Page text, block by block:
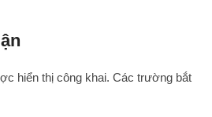
hiển thị công khai. Các trường bắt